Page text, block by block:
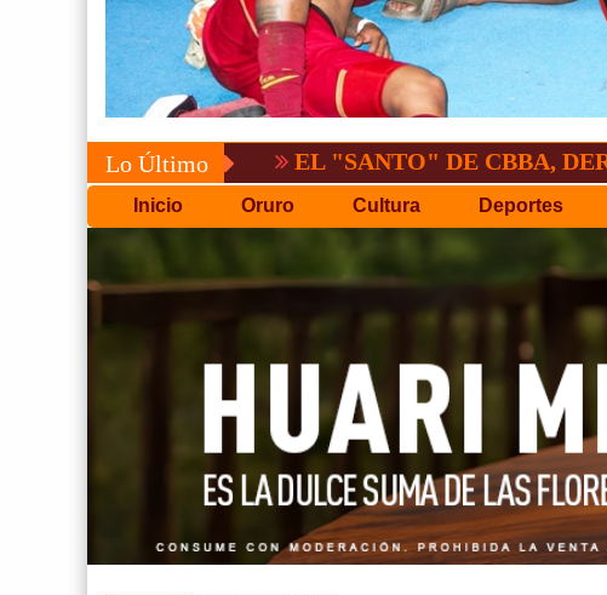
Lo ÚltimoEL "SANTO" DE CBBA, DERROTA A
Inicio Oruro Cultura Deportes